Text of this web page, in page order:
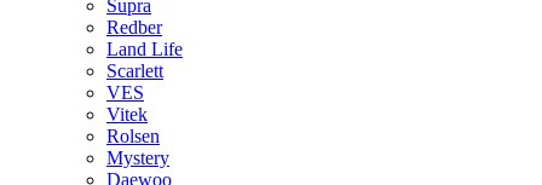
Supra
Redber
Land Life
Scarlett
VES
Vitek
Rolsen
Mystery
Daewoo